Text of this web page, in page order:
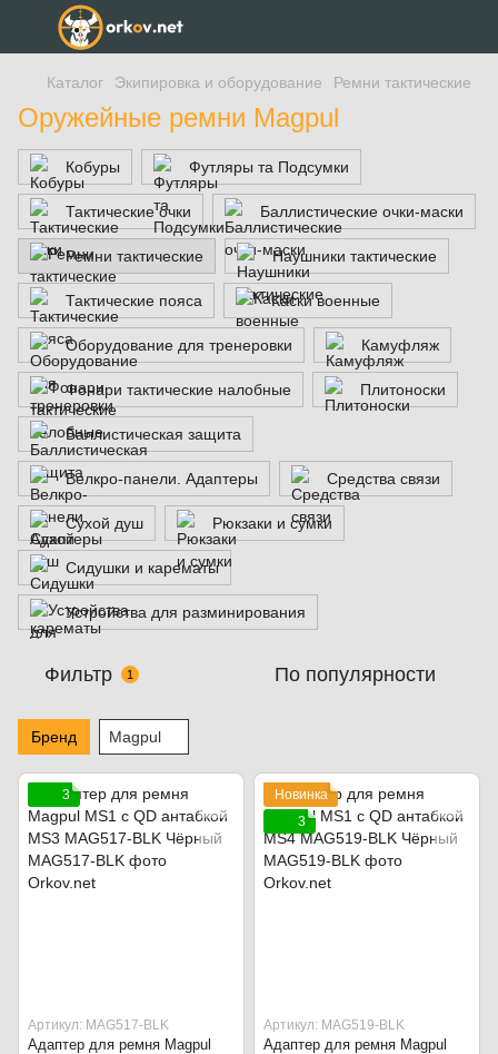
Каталог Экипировка и оборудование Ремни тактические
Оружейные ремни Magpul
Кобуры Футляры та Подсумки
Тактические очки Баллистические очки-маски
Ремни тактические Наушники тактические
Тактические пояса Каски военные
Оборудование для тренеровки Камуфляж
Фонари тактические налобные Плитоноски
Баллистическая защита
Велкро-панели. Адаптеры Средства связи
Сухой душ Рюкзаки и сумки
Сидушки и карематы
Устройства для разминирования
Фильтр 1 По популярности
Бренд Magpul
3
Артикул: MAG517-BLK
Адаптер для ремня Magpul
Новинка
3
Артикул: MAG519-BLK
Адаптер для ремня Magpul